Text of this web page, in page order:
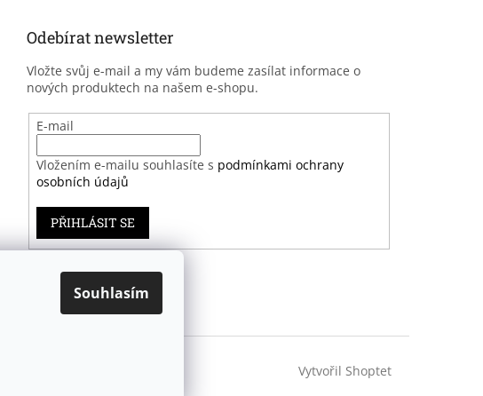
Souhlasím
Odebírat newsletter
Vložte svůj e-mail a my vám budeme zasílat informace o
nových produktech na našem e-shopu.
E-mail
Vložením e-mailu souhlasíte s podmínkami ochrany
osobních údajů
PŘIHLÁSIT SE
Vytvořil Shoptet